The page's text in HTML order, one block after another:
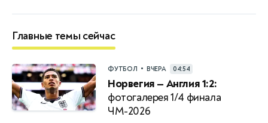
Главные темы сейчас
ФУТБОЛ • ВЧЕРА 04:54
Норвегия — Англия 1:2:
фотогалерея 1/4 финала
ЧМ-2026